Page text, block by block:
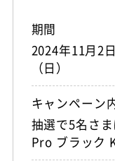
期間
2024年11月2
（日）
キャンペーン
抽選で5名さ
Pro ブラック